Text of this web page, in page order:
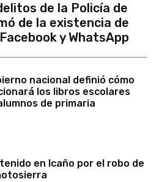
de la Policía de
de la existencia de
y WhatsApp
nacional definió cómo
los libros escolares
de primaria
en Icaño por el robo de